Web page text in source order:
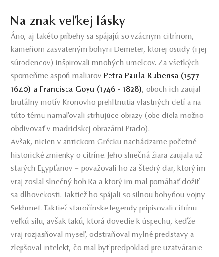
Na znak veľkej lásky
Áno, aj takéto príbehy sa spájajú so vzácnym citrínom,
kameňom zasväteným bohyni Demeter, ktorej osudy (i jej
súrodencov) inšpirovali mnohých umelcov. Za všetkých
spomeňme aspoň maliarov Petra Paula Rubensa (1577 -
1640) a Francisca Goyu (1746 - 1828), oboch ich zaujal
brutálny motív Kronovho prehltnutia vlastných detí a na
túto tému namaľovali strhujúce obrazy (obe diela možno
obdivovať v madridskej obrazárni Prado).
Avšak, nielen v antickom Grécku nachádzame početné
historické zmienky o citríne. Jeho slnečná žiara zaujala už
starých Egypťanov – považovali ho za štedrý dar, ktorý im
vraj zoslal slnečný boh Ra a ktorý im mal pomáhať dožiť
sa dlhovekosti. Taktiež ho spájali so silnou bohyňou vojny
Sekhmet. Taktiež staročínske legendy pripisovali citrínu
veľkú silu, avšak takú, ktorá dovedie k úspechu, keďže
vraj rozjasňoval myseľ, odstraňoval mylné predstavy a
zlepšoval intelekt, čo mal byť predpoklad pre uzatváranie